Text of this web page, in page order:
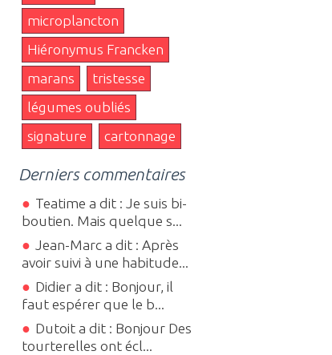
microplancton
Hiéronymus Francken
marans
tristesse
légumes oubliés
signature
cartonnage
Derniers commentaires
Teatime a dit : Je suis bi-
boutien. Mais quelque s...
Jean-Marc a dit : Après
avoir suivi à une habitude...
Didier a dit : Bonjour, il
faut espérer que le b...
Dutoit a dit : Bonjour Des
tourterelles ont écl...